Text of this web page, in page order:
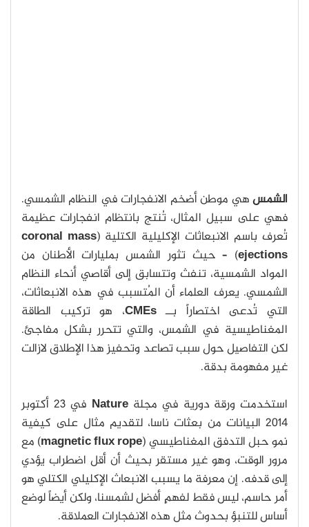
الشمسهي موطن أضخم الانفجارات في النظام الشمسي.
فهي على سبيل المثال، تُنتج بانتظام انفجارات عظيمة
تُعرف باسم الانبعاثات الإكليلية الكتلية (coronal mass
ejections) – حيث تثور الشمس بمليارات الأطنان من
المواد الشمسية، تنفث وتتسابق إلى أقاصي أنحاء النظام
الشمسي. يعرف العلماء أن المُتسبب في هذه الانبعاثات،
التي تُدعى اختصاراً بــCMEs، هو تركيب الطاقة
المغناطيسية في الشمس، والتي تتحرر بشكل مفاجئ.
لكن التفاصيل حول سبب تصاعد وتحفيز هذا الإطلاق لازالت
غير مفهومة بدقة.
استخدمت ورقة دورية في مجلةNature
في 23 أكتوبر
2014 البيانات من بعثات ناسا، لتقديم مثال على كيفية
نمو حبل التدفق المغناطيسي (magnetic flux rope) مع
مرور الوقت، وهو غير مستقر بحيث أن أقل اضطراب يؤدي
إلى قدفه. إن معرفة ما يسبب الانبعاث الإكليلي الكتلي هو
أمر حاسم، ليس فقط لفهمٍ أفضل لشمسنا، ولكن أيضاً لوضع
أساس للتنبؤ بحدوث مثل هذه الانفجارات العملاقة.